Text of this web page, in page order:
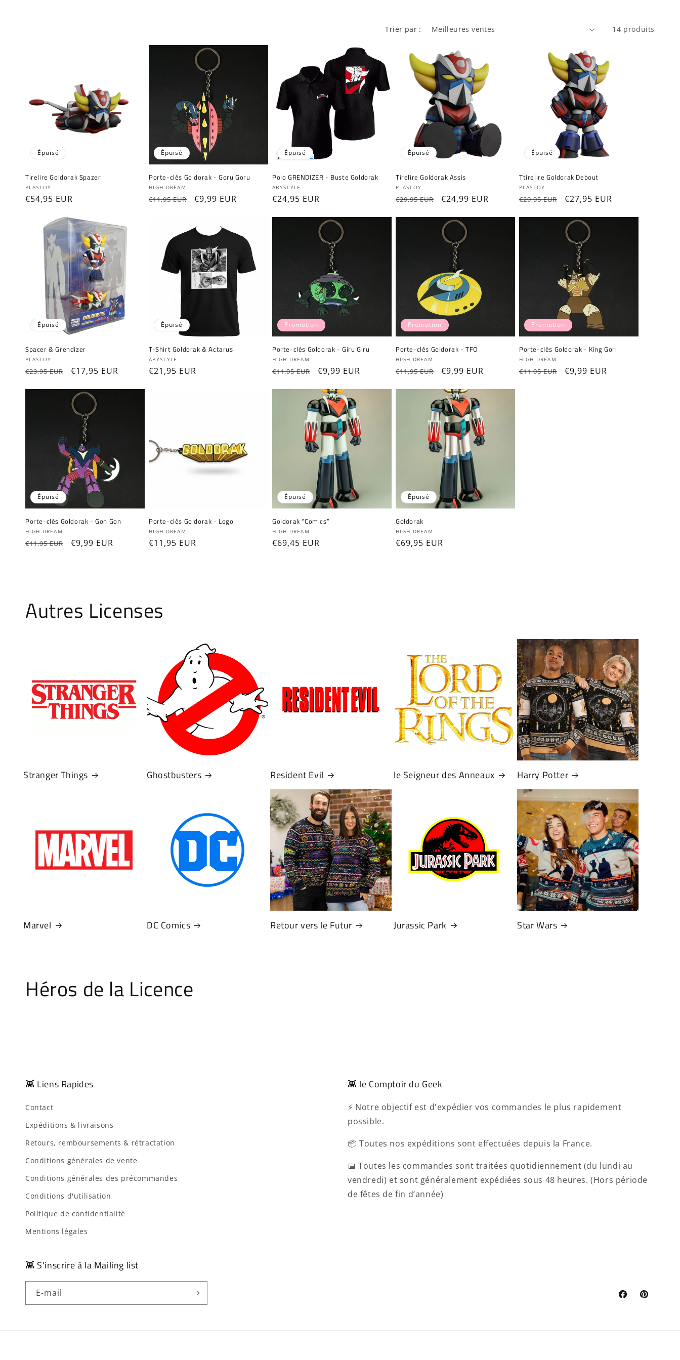
i
n
:
Trier par : 14 produits
Épuisé
Tirelire Goldorak Spazer
Fournisseur :
PLASTOY
Prix
€54,95 EUR
Épuisé
Porte-clés Goldorak - Goru Goru
Fournisseur :
HIGH DREAM
Prix
€11,95 EUR
Prix
€9,99 EUR
Épuisé
Polo GRENDIZER - Buste Goldorak
Fournisseur :
ABYSTYLE
Prix
€24,95 EUR
Épuisé
Tirelire Goldorak Assis
Fournisseur :
PLASTOY
Prix
€29,95 EUR
Prix
€24,99 EUR
Épuisé
Ttirelire Goldorak Debout
Fournisseur :
PLASTOY
Prix
€29,95 EUR
Prix
€27,95 EUR
Épuisé
Spacer & Grendizer
Fournisseur :
PLASTOY
Prix
€23,95 EUR
Prix
€17,95 EUR
Épuisé
T-Shirt Goldorak & Actarus
Fournisseur :
ABYSTYLE
Prix
€21,95 EUR
Promotion
Porte-clés Goldorak - Giru Giru
Fournisseur :
HIGH DREAM
Prix
€11,95 EUR
Prix
€9,99 EUR
Promotion
Porte-clés Goldorak - TFO
Fournisseur :
HIGH DREAM
Prix
€11,95 EUR
Prix
€9,99 EUR
Promotion
Porte-clés Goldorak - King Gori
Fournisseur :
HIGH DREAM
Prix
€11,95 EUR
Prix
€9,99 EUR
Épuisé
Porte-clés Goldorak - Gon Gon
Fournisseur :
HIGH DREAM
Prix
€11,95 EUR
Prix
€9,99 EUR
Porte-clés Goldorak - Logo
Fournisseur :
HIGH DREAM
Prix
€11,95 EUR
Épuisé
Goldorak “Comics”
Fournisseur :
HIGH DREAM
Prix
€69,45 EUR
Épuisé
Goldorak
Fournisseur :
HIGH DREAM
Prix
€69,95 EUR
Autres Licenses
Stranger Things Ghostbusters Resident Evil le Seigneur des Anneaux Harry Potter
Marvel DC Comics Retour vers le Futur Jurassic Park Star Wars
Héros de la Licence
👾 Liens Rapides
Contact
Expéditions & livraisons
Retours, remboursements & rétractation
Conditions générales de vente
Conditions générales des précommandes
Conditions d'utilisation
Politique de confidentialité
Mentions légales
👾 le Comptoir du Geek
⚡ Notre objectif est d'expédier vos commandes le plus rapidement
possible.
📦 Toutes nos expéditions sont effectuées depuis la France.
📅 Toutes les commandes sont traitées quotidiennement (du lundi au
vendredi) et sont généralement expédiées sous 48 heures. (Hors période
de fêtes de fin d’année)
👾 S'inscrire à la Mailing list
E-mail
FacebookPinterest
Connexion requise
Connectez-vous à votre compte pour ajouter des
produits à votre liste de souhaits et afficher vos
articles précédemment enregistrés.
Se connecter